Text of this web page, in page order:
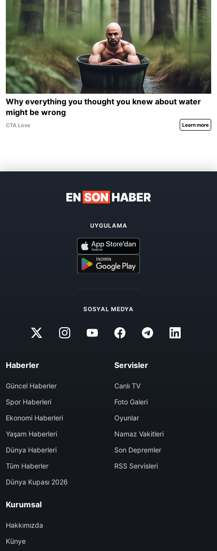
UYGULAMA
SOSYAL MEDYA
Haberler
Güncel Haberler
Spor Haberleri
Ekonomi Haberleri
Yaşam Haberleri
Dünya Haberleri
Tüm Haberler
Dünya Kupası 2026
Servisler
Canlı TV
Foto Galeri
Oyunlar
Namaz Vakitleri
Son Depremler
RSS Servisleri
Kurumsal
Hakkımızda
Künye